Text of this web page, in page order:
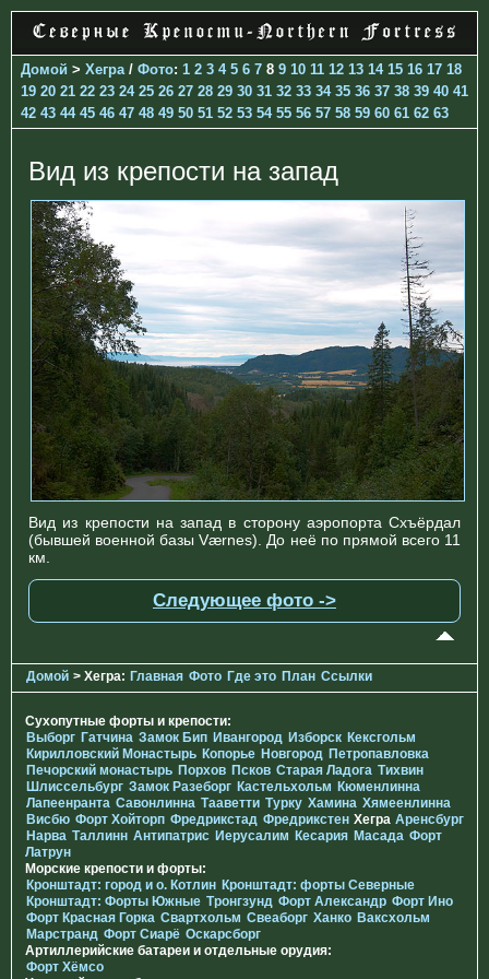
Домой > Хегра / Фото: 1 2 3 4 5 6 7 8 9 10 11 12 13 14 15 16 17 18
19 20 21 22 23 24 25 26 27 28 29 30 31 32 33 34 35 36 37 38 39 40 41
42 43 44 45 46 47 48 49 50 51 52 53 54 55 56 57 58 59 60 61 62 63
Вид из крепости на запад
Вид из крепости на запад в сторону аэропорта Схъёрдал
(бывшей военной базы Værnes). До неё по прямой всего 11
км.
Следующее фото ->
Домой > Хегра: Главная Фото Где это План Ссылки
Сухопутные форты и крепости:
Выборг Гатчина Замок Бип Ивангород Изборск Кексгольм
Кирилловский Монастырь Копорье Новгород Петропавловка
Печорcкий монастырь Порхов Псков Старая Ладога Тихвин
Шлиссельбург Замок Разеборг Кастельхольм Кюменлинна
Лапеенранта Савонлинна Тааветти Турку Хамина Хямеенлинна
Висбю Форт Хойторп Фредрикстад Фредрикстен Хегра Аренсбург
Нарва Таллинн Антипатрис Иерусалим Кесария Масада Форт
Латрун
Морские крепости и форты:
Кронштадт: город и о. Котлин Кронштадт: форты Северные
Кронштадт: Форты Южные Тронгзунд Форт Александр Форт Ино
Форт Красная Горка Свартхольм Свеаборг Ханко Ваксхольм
Марстранд Форт Сиарё Оскарсборг
Артиллерийские батареи и отдельные орудия:
Форт Хёмсо